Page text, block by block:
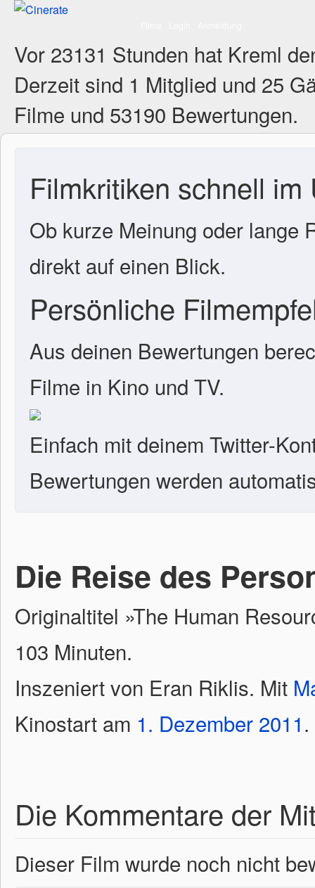
Vor 23131 Stunden hat Kreml
Derzeit sind 1 Mitglied und 25
Filme und 53190 Bewertungen.
Filmkritiken schnell im
Ob kurze Meinung oder lange
direkt auf einen Blick.
Persönliche
Aus deinen Bewertungen
Filme in Kino und TV.
Einfach mit deinem Twitter-
Bewertungen werden
Die Reise des
Originaltitel »The Human
103 Minuten.
Inszeniert von Eran Riklis. Mit
Kinostart am 1. Dezember 2011.
Die Kommentare der
Dieser Film wurde noch nicht